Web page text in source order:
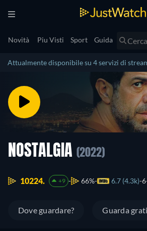
Novità Piu Visti Sport Guida
Attualmente disponibile su 4 servizi di
NOSTALGIA (2022)
10224. +9 66% 6.7 (4.3k)
Dove guardare? Guarda